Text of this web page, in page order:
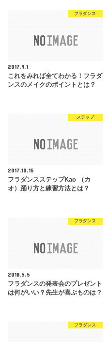
フラダンス
2017.9.1
これをみれば全てわかる！フラダ
ンスのメイクのポイントとは？
ステップ
2017.10.15
フラダンスステップKao （カ
オ）踊り方と練習方法とは？
フラダンス
2018.5.5
フラダンスの発表会のプレゼント
は何がいい？先生が喜ぶものは？
フラダンス